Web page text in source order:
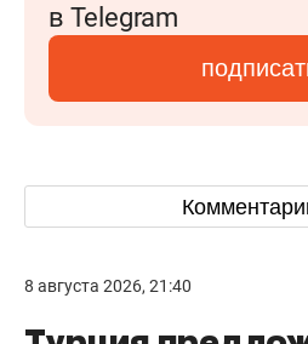
в Telegram
8 августа 2026, 21:40